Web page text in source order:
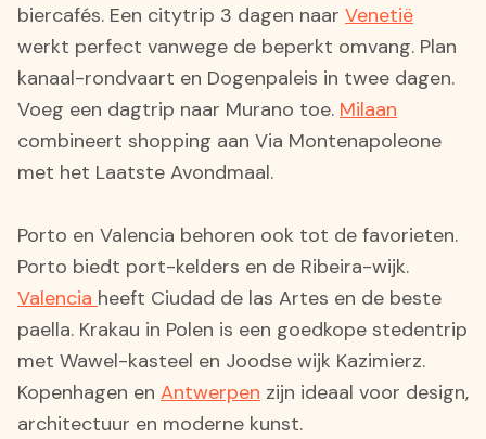
biercafés. Een citytrip 3 dagen naar Venetië
werkt perfect vanwege de beperkt omvang. Plan
kanaal-rondvaart en Dogenpaleis in twee dagen.
Voeg een dagtrip naar Murano toe. Milaan
combineert shopping aan Via Montenapoleone
met het Laatste Avondmaal.
Porto en Valencia behoren ook tot de favorieten.
Porto biedt port-kelders en de Ribeira-wijk.
Valencia heeft Ciudad de las Artes en de beste
paella. Krakau in Polen is een goedkope stedentrip
met Wawel-kasteel en Joodse wijk Kazimierz.
Kopenhagen en Antwerpen zijn ideaal voor design,
architectuur en moderne kunst.